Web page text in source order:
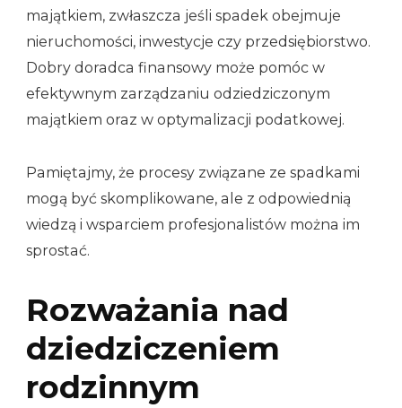
majątkiem, zwłaszcza jeśli spadek obejmuje
nieruchomości, inwestycje czy przedsiębiorstwo.
Dobry doradca finansowy może pomóc w
efektywnym zarządzaniu odziedziczonym
majątkiem oraz w optymalizacji podatkowej.
Pamiętajmy, że procesy związane ze spadkami
mogą być skomplikowane, ale z odpowiednią
wiedzą i wsparciem profesjonalistów można im
sprostać.
Rozważania nad
dziedziczeniem
rodzinnym